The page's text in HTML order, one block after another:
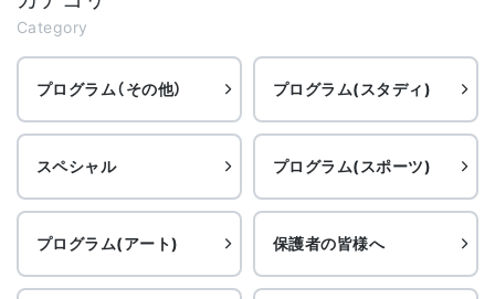
Category
プログラム（その他） プログラム(スタディ)
スペシャル プログラム(スポーツ)
プログラム(アート) 保護者の皆様へ